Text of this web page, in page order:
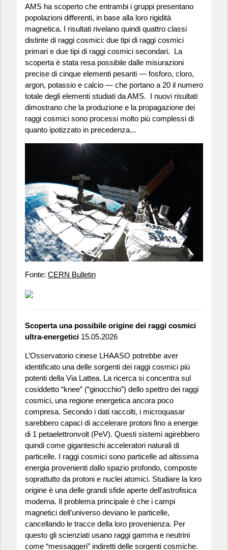
AMS ha scoperto che entrambi i gruppi presentano
popolazioni differenti, in base alla loro rigidità
magnetica. I risultati rivelano quindi quattro classi
distinte di raggi cosmici: due tipi di raggi cosmici
primari e due tipi di raggi cosmici secondari. La
scoperta è stata resa possibile dalle misurazioni
precise di cinque elementi pesanti — fosforo, cloro,
argon, potassio e calcio — che portano a 20 il numero
totale degli elementi studiati da AMS. I nuovi risultati
dimostrano che la produzione e la propagazione dei
raggi cosmici sono processi molto più complessi di
quanto ipotizzato in precedenza...
Fonte: CERN Bulletin
Scoperta una possibile origine dei raggi cosmici
ultra-energetici 15.05.2026
L’Osservatorio cinese LHAASO potrebbe aver
identificato una delle sorgenti dei raggi cosmici più
potenti della Via Lattea. La ricerca si concentra sul
cosiddetto “knee” (“ginocchio”) dello spettro dei raggi
cosmici, una regione energetica ancora poco
compresa. Secondo i dati raccolti, i microquasar
sarebbero capaci di accelerare protoni fino a energie
di 1 petaelettronvolt (PeV). Questi sistemi agirebbero
quindi come giganteschi acceleratori naturali di
particelle. I raggi cosmici sono particelle ad altissima
energia provenienti dallo spazio profondo, composte
soprattutto da protoni e nuclei atomici. Studiare la loro
origine è una delle grandi sfide aperte dell’astrofisica
moderna. Il problema principale è che i campi
magnetici dell’universo deviano le particelle,
cancellando le tracce della loro provenienza. Per
questo gli scienziati usano raggi gamma e neutrini
come “messaggeri” indiretti delle sorgenti cosmiche.